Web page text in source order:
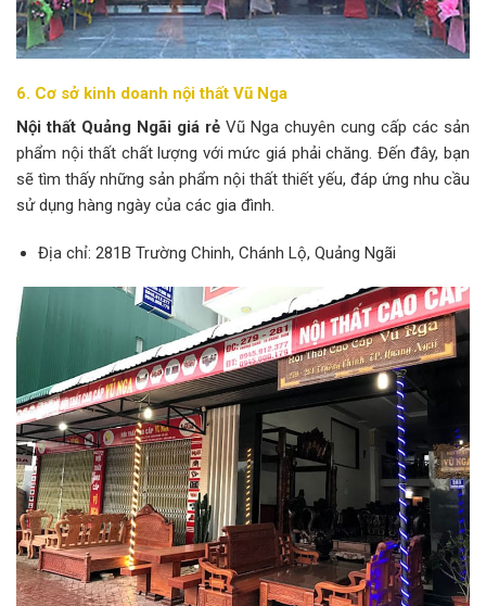
6. Cơ sở kinh doanh nội thất Vũ Nga
Nội thất Quảng Ngãi giá rẻ Vũ Nga chuyên cung cấp các sản
phẩm nội thất chất lượng với mức giá phải chăng. Đến đây, bạn
sẽ tìm thấy những sản phẩm nội thất thiết yếu, đáp ứng nhu cầu
sử dụng hàng ngày của các gia đình.
Địa chỉ: 281B Trường Chinh, Chánh Lộ, Quảng Ngãi